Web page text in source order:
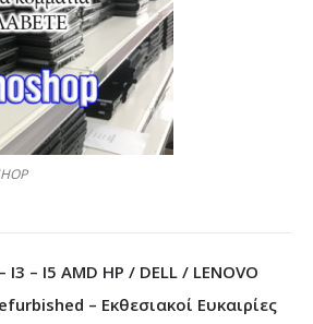
– I5 AMD HP / DELL / LENOVO
– Εκθεσιακοί Ευκαιρίες